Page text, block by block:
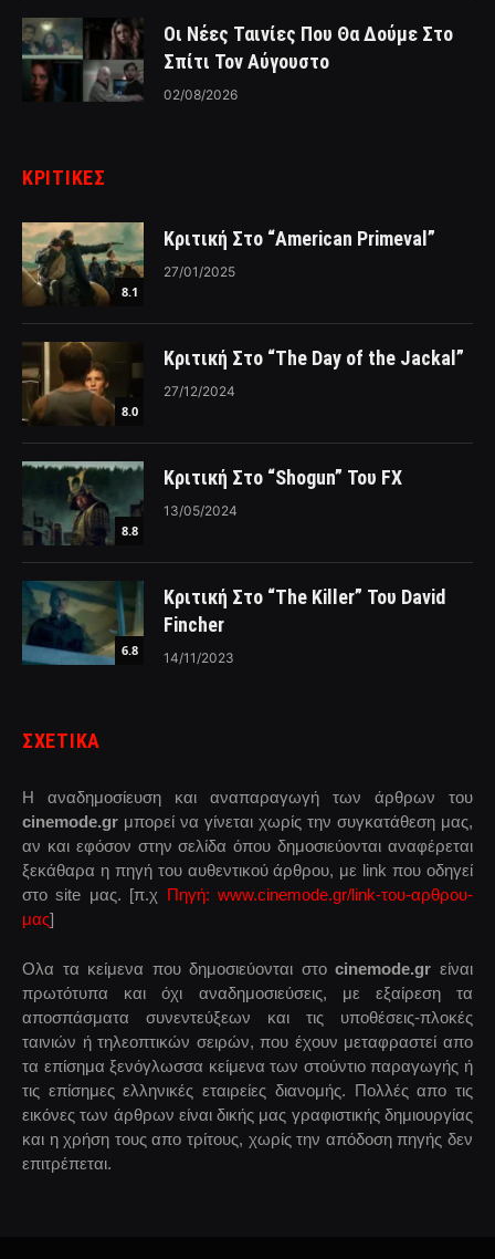
Οι Νέες Ταινίες Που Θα Δούμε Στο
Σπίτι Τον Αύγουστο
02/08/2026
ΚΡΙΤΙΚΈΣ
8.1
Κριτική Στο “American Primeval”
27/01/2025
8.0
Κριτική Στο “The Day of the Jackal”
27/12/2024
8.8
Κριτική Στο “Shogun” Του FX
13/05/2024
6.8
Κριτική Στο “The Killer” Του David
Fincher
14/11/2023
ΣΧΕΤΙΚΑ
Η αναδημοσίευση και αναπαραγωγή των άρθρων του
cinemode.gr μπορεί να γίνεται χωρίς την συγκατάθεση μας,
αν και εφόσον στην σελίδα όπου δημοσιεύονται αναφέρεται
ξεκάθαρα η πηγή του αυθεντικού άρθρου, με link που οδηγεί
στο site μας. [π.χ Πηγή: www.cinemode.gr/link-του-αρθρου-
μας]
Ολα τα κείμενα που δημοσιεύονται στοcinemode.gr είναι
πρωτότυπα και όχι αναδημοσιεύσεις, με εξαίρεση τα
αποσπάσματα συνεντεύξεων και τις υποθέσεις-πλοκές
ταινιών ή τηλεοπτικών σειρών, που έχουν μεταφραστεί απο
τα επίσημα ξενόγλωσσα κείμενα των στούντιο παραγωγής ή
τις επίσημες ελληνικές εταιρείες διανομής. Πολλές απο τις
εικόνες των άρθρων είναι δικής μας γραφιστικής δημιουργίας
και η χρήση τους απο τρίτους, χωρίς την απόδοση πηγής δεν
επιτρέπεται.